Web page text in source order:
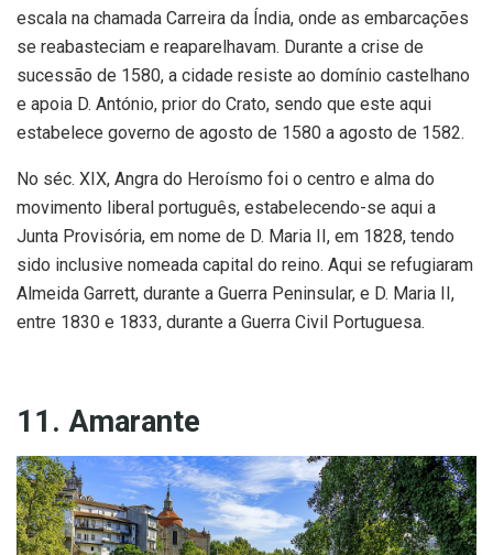
escala na chamada Carreira da Índia, onde as embarcações
se reabasteciam e reaparelhavam. Durante a crise de
sucessão de 1580, a cidade resiste ao domínio castelhano
e apoia D. António, prior do Crato, sendo que este aqui
estabelece governo de agosto de 1580 a agosto de 1582.
No séc. XIX, Angra do Heroísmo foi o centro e alma do
movimento liberal português, estabelecendo-se aqui a
Junta Provisória, em nome de D. Maria II, em 1828, tendo
sido inclusive nomeada capital do reino. Aqui se refugiaram
Almeida Garrett, durante a Guerra Peninsular, e D. Maria II,
entre 1830 e 1833, durante a Guerra Civil Portuguesa.
11. Amarante